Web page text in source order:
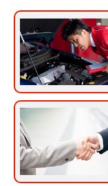
す
ぐ
無
料
査
定
申
込
み